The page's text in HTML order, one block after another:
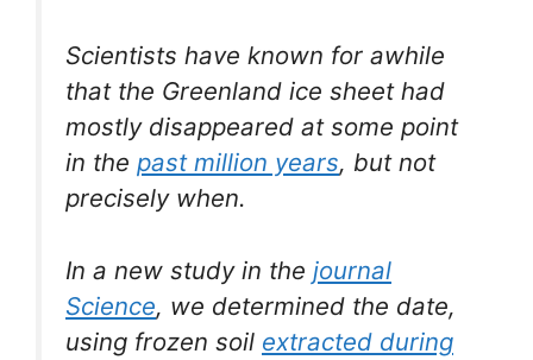
Scientists have known for awhile
that the Greenland ice sheet had
mostly disappeared at some point
in the past million years, but not
precisely when.
In a new study in the journal
Science, we determined the date,
using frozen soil extracted during